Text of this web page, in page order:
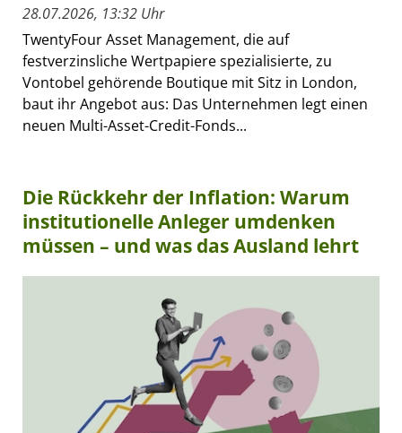
28.07.2026, 13:32 Uhr
TwentyFour Asset Management, die auf
festverzinsliche Wertpapiere spezialisierte, zu
Vontobel gehörende Boutique mit Sitz in London,
baut ihr Angebot aus: Das Unternehmen legt einen
neuen Multi-Asset-Credit-Fonds...
Die Rückkehr der Inflation: Warum
institutionelle Anleger umdenken
müssen – und was das Ausland lehrt